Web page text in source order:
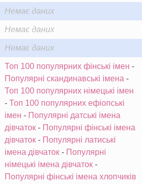
Немає даних
Немає даних
Немає даних
Топ 100 популярних фінські імен -
Популярні скандинавські імена -
Топ 100 популярних німецькі імен
- Топ 100 популярних ефіопські
імен - Популярні датські імена
дівчаток - Популярні фінські імена
дівчаток - Популярні латиські
імена дівчаток - Популярні
німецькі імена дівчаток -
Популярні фінські імена хлопчиків